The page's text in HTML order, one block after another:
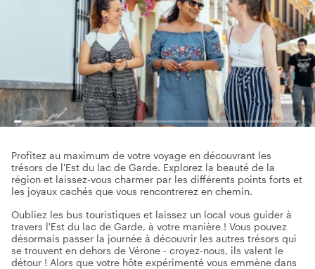
Profitez au maximum de votre voyage en découvrant les
trésors de l'Est du lac de Garde. Explorez la beauté de la
région et laissez-vous charmer par les différents points forts et
les joyaux cachés que vous rencontrerez en chemin.
Oubliez les bus touristiques et laissez un local vous guider à
travers l'Est du lac de Garde, à votre manière ! Vous pouvez
désormais passer la journée à découvrir les autres trésors qui
se trouvent en dehors de Vérone - croyez-nous, ils valent le
détour ! Alors que votre hôte expérimenté vous emmène dans